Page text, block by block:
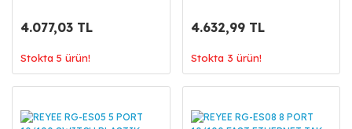
4.077,03 TL
Stokta 5 ürün!
4.632,99 TL
Stokta 3 ürün!